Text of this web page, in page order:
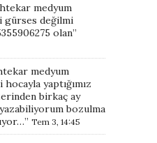
medyum
gürses değilmi
olan”
medyum
hocayla yaptığımız
birkaç ay
bozulma
” Tem 3, 14:45